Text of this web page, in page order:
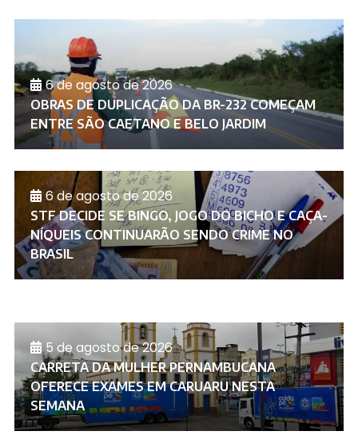
6 de agosto de 2026
OBRAS DE DUPLICAÇÃO DA BR-232 COMEÇAM
ENTRE SÃO CAETANO E BELO JARDIM
6 de agosto de 2026
STF DECIDE SE BINGO, JOGO DO BICHO E CAÇA-
NÍQUEIS CONTINUARÃO SENDO CRIME NO
BRASIL
5 de agosto de 2026
CARRETA DA MULHER PERNAMBUCANA
OFERECE EXAMES EM CARUARU NESTA
SEMANA